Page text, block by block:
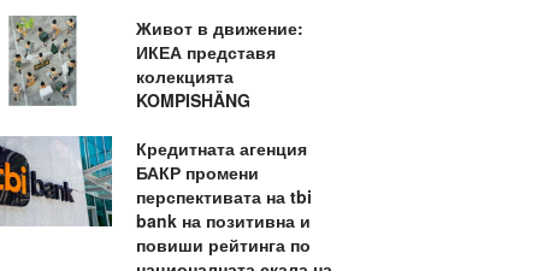
Живот в движение:
ИКЕА представя
колекцията
KOMPISHÄNG
Кредитната агенция
БАКР промени
перспективата на tbi
bank на позитивна и
повиши рейтинга по